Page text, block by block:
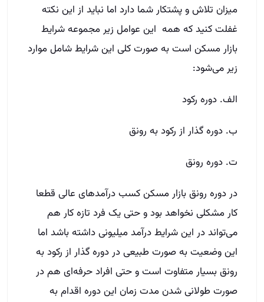
میزان تلاش و پشتکار شما دارد اما نباید از این نکته
غفلت کنید که همه این عوامل زیر مجموعه شرایط
بازار مسکن است به صورت کلی این شرایط شامل موارد
زیر می‌شود:
الف. دوره رکود
ب. دوره گذار از رکود به رونق
ت. دوره رونق
در دوره رونق بازار مسکن کسب درآمدهای عالی قطعا
کار مشکلی نخواهد بود و حتی یک فرد تازه کار هم
می‌تواند در این شرایط درآمد میلیونی داشته باشد اما
این وضعیت به صورت طبیعی در دوره گذار از رکود به
رونق بسیار متفاوت است و حتی افراد حرفه‌ای هم در
صورت طولانی شدن مدت زمان این دوره اقدام به